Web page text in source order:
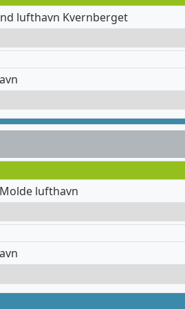
lufthavn Kvernberget
Molde lufthavn